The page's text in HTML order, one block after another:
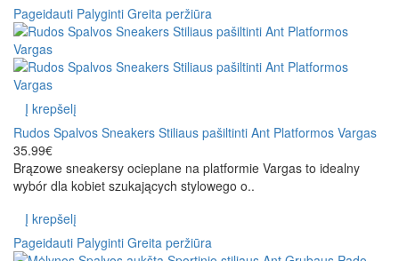
Pageidauti Palyginti Greita peržiūra
Į krepšelį
Rudos Spalvos Sneakers Stiliaus pašiltinti Ant Platformos Vargas
35.99€
Brązowe sneakersy ocieplane na platformie Vargas to idealny
wybór dla kobiet szukających stylowego o..
Į krepšelį
Pageidauti Palyginti Greita peržiūra